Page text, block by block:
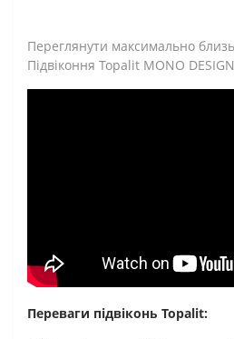
Переглянути максимально
Підвіконня Topalit MONO
Переваги підвіконь Topalit: